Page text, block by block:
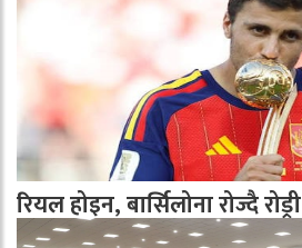
रियल होइन, बार्सिलोना रोज्दै रोड्री